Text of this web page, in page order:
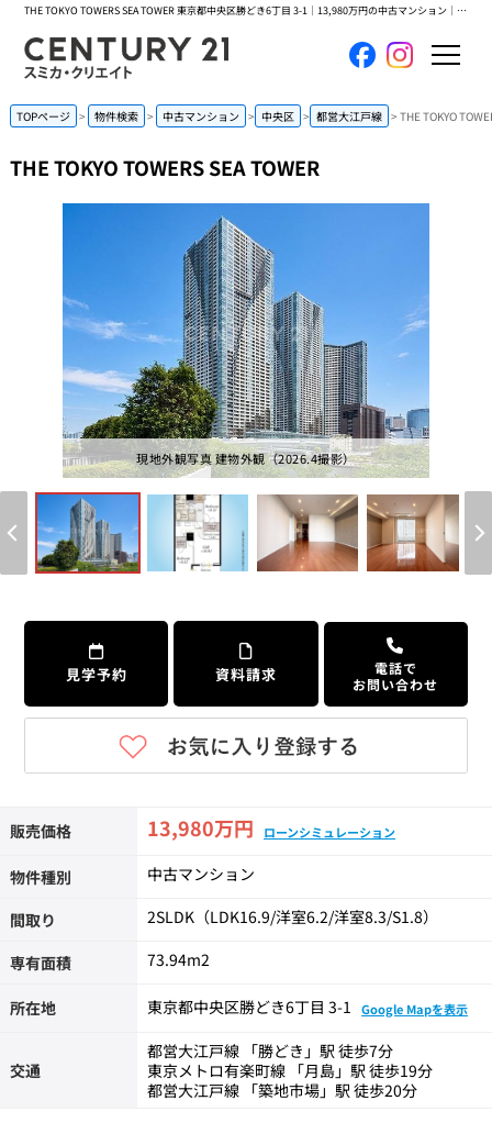
THE TOKYO TOWERS SEA TOWER 東京都中央区勝どき6丁目 3-1｜13,980万円の中古マンション｜センチュリー21スミカ・クリエイト
ホーム
当社について
買いたい
売りたい
コンテンツ
採用情報
会員メニュー
個人情報保護の取扱い 会員規約 サイトマップ
TOPページ 物件検索 中古マンション 中央区 都営大江戸線 THE TOKYO
THE TOKYO TOWERS SEA TOWER
現地外観写真 建物外観（2026.4撮影）
見学予約 資料請求
電話で
お問い合わせ
販売価格 13,980万円 ローンシミュレーション
物件種別 中古マンション
間取り 2SLDK（LDK16.9/洋室6.2/洋室8.3/S1.8）
専有面積 73.94m2
所在地 東京都中央区勝どき6丁目 3-1 Google Mapを表示
交通
都営大江戸線 「勝どき」駅 徒歩7分
東京メトロ有楽町線 「月島」駅 徒歩19分
都営大江戸線 「築地市場」駅 徒歩20分